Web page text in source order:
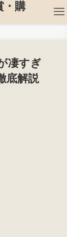
・購
凄すぎ
底解説